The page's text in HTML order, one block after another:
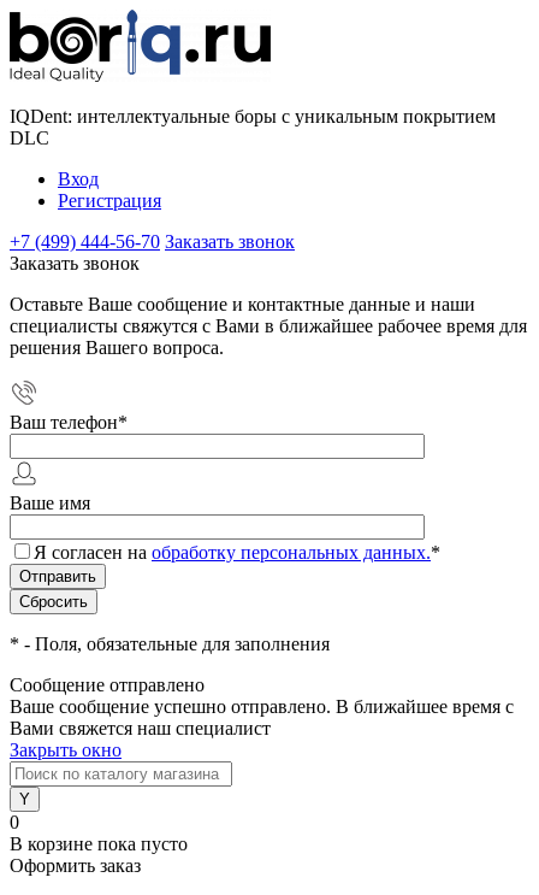
IQDent: интеллектуальные боры с уникальным покрытием
DLC
Вход
Регистрация
+7 (499) 444-56-70 Заказать звонок
Заказать звонок
Оставьте Ваше сообщение и контактные данные и наши
специалисты свяжутся с Вами в ближайшее рабочее время для
решения Вашего вопроса.
Ваш телефон*
Ваше имя
Я согласен на обработку персональных данных.*
* - Поля, обязательные для заполнения
Сообщение отправлено
Ваше сообщение успешно отправлено. В ближайшее время с
Вами свяжется наш специалист
Закрыть окно
0
В корзине пока пусто
Оформить заказ